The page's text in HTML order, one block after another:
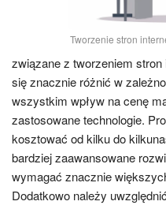
Tworzenie stron
związane z tworzeniem
się znacznie różnić w
wszystkim wpływ na cenę
zastosowane technologie.
kosztować od kilku do
bardziej zaawansowane
wymagać znacznie
Dodatkowo należy